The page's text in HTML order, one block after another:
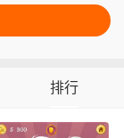
排行